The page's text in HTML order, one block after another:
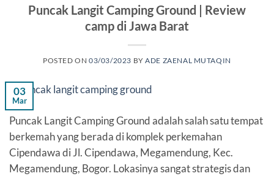
Puncak Langit Camping Ground | Review
camp di Jawa Barat
POSTED ON03/03/2023 BYADE ZAENAL MUTAQIN
03
Mar
Puncak Langit Camping Ground adalah salah satu tempat
berkemah yang berada di komplek perkemahan
Cipendawa di Jl. Cipendawa, Megamendung, Kec.
Megamendung, Bogor. Lokasinya sangat strategis dan